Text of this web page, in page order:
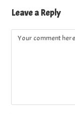
Leave a Reply